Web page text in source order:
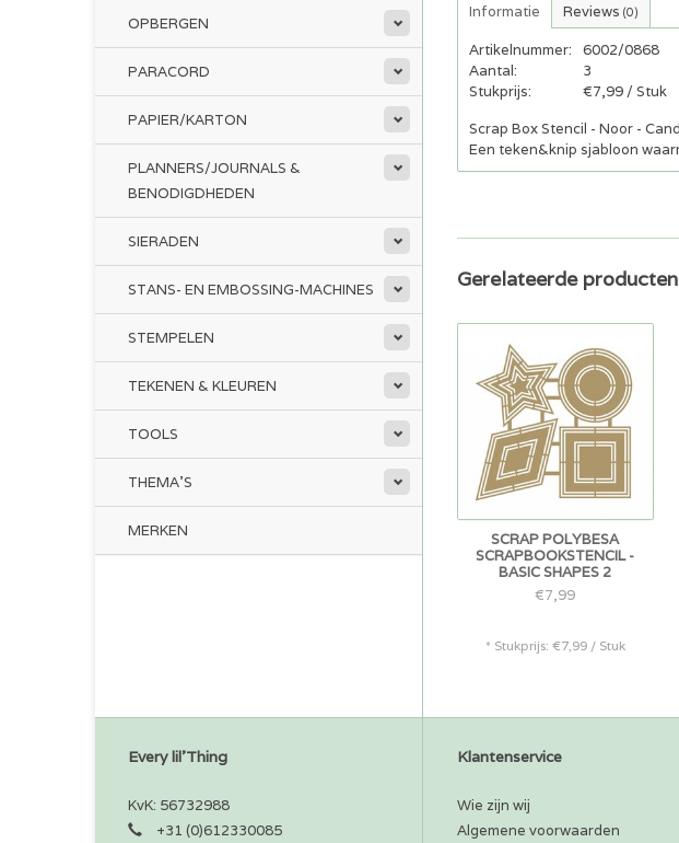
OPBERGEN
PARACORD
PAPIER/KARTON
PLANNERS/JOURNALS &
BENODIGDHEDEN
SIERADEN
STANS- EN EMBOSSING-MACHINES
STEMPELEN
TEKENEN & KLEUREN
TOOLS
THEMA'S
MERKEN
Informatie Reviews (0)
Artikelnummer:
6002/0868
Aantal:
3
Stukprijs:
€7,99 / Stuk
Scrap Box Stencil - Noor -
Een teken&knip sjabloon
Gerelateerde producten
SCRAP POLYBESA
SCRAPBOOKSTENCIL -
BASIC SHAPES 2
€7,99
* Stukprijs: €7,99 / Stuk
Every lil'Thing
KvK: 56732988
+31 (0)612330085
Klantenservice
Wie zijn wij
Algemene voorwaarden